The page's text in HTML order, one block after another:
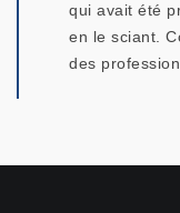
qui avait été
en le sciant.
des